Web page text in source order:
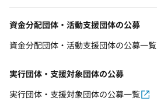
資金分配団体・活動支援団体の公募
資金分配団体・活動支援団体の公募一覧
実行団体・支援対象団体の公募
実行団体・支援対象団体の公募一覧